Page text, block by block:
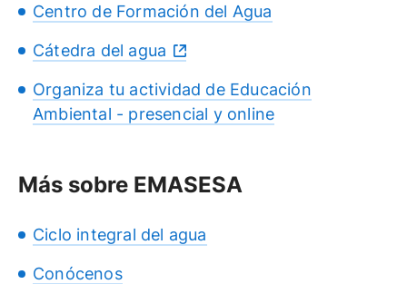
Centro de Formación del Agua
Cátedra del agua
Organiza tu actividad de Educación
Ambiental - presencial y online
Más sobre EMASESA
Ciclo integral del agua
Conócenos